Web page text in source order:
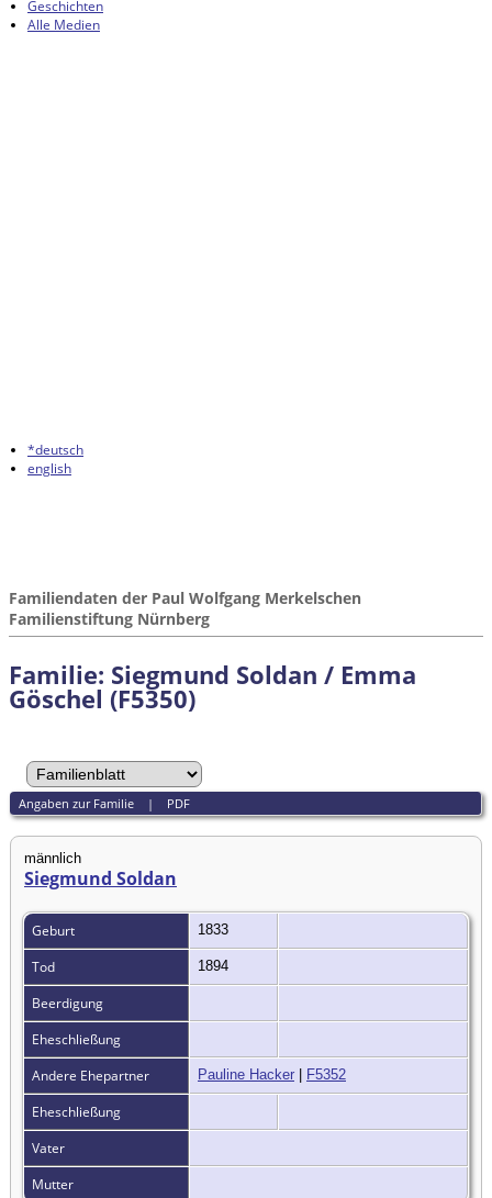
Geschichten
Alle Medien
*deutsch
english
Familiendaten der Paul Wolfgang Merkelschen
Familienstiftung Nürnberg
Familie: Siegmund Soldan / Emma
Göschel (F5350)
Angaben zur Familie| PDF
männlich
Siegmund Soldan
Geburt 1833
Tod 1894
Beerdigung
Eheschließung
Andere Ehepartner
Pauline Hacker F5352
Eheschließung
Vater
Mutter